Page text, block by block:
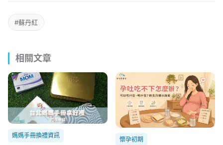
#蘇丹紅
相關文章
媽媽手冊換禮資訊
懷孕初期